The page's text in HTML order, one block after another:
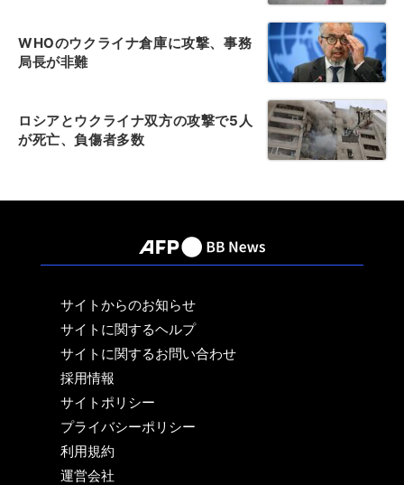
WHOのウクライナ倉庫に攻撃、事務
局長が非難
ロシアとウクライナ双方の攻撃で5人
が死亡、負傷者多数
サイトからのお知らせ
サイトに関するヘルプ
サイトに関するお問い合わせ
採用情報
サイトポリシー
プライバシーポリシー
利用規約
運営会社